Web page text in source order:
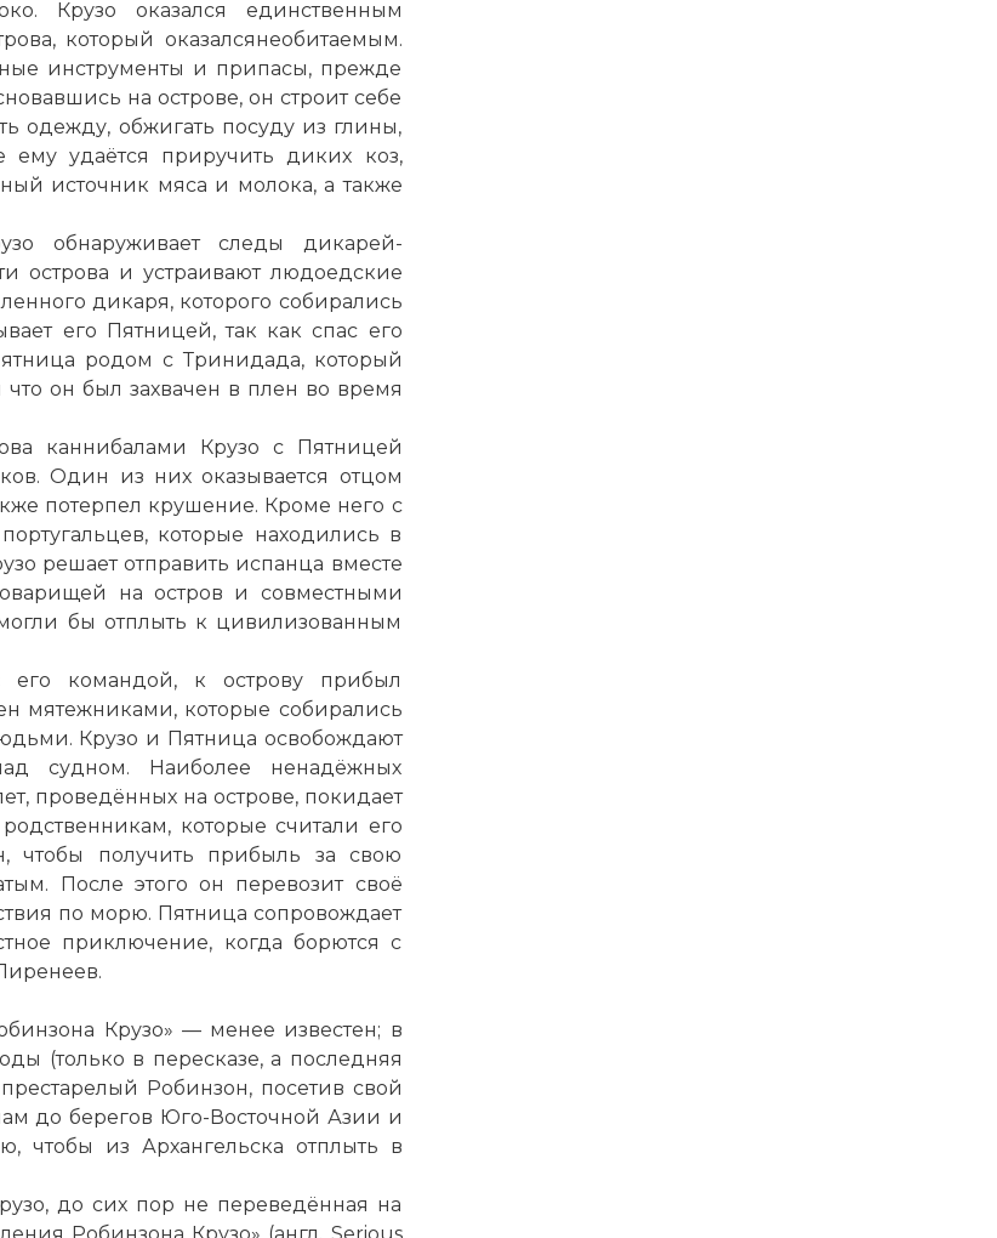
Крузо оказался единственным
который оказалсянеобитаемым.
инструменты и припасы, прежде
на острове, он строит себе
одежду, обжигать посуду из глины,
удаётся приручить диких коз,
источник мяса и молока, а также
обнаруживает следы дикарей-
острова и устраивают людоедские
дикаря, которого собирались
его Пятницей, так как спас его
родом с Тринидада, который
он был захвачен в плен во время
каннибалами Крузо с Пятницей
Один из них оказывается отцом
потерпел крушение. Кроме него с
которые находились в
решает отправить испанца вместе
на остров и совместными
бы отплыть к цивилизованным
командой, к острову прибыл
мятежниками, которые собирались
Крузо и Пятница освобождают
судном. Наиболее ненадёжных
проведённых на острове, покидает
которые считали его
чтобы получить прибыль за свою
После этого он перевозит своё
по морю. Пятница сопровождает
приключение, когда борются с
Крузо» — менее известен; в
(только в пересказе, а последняя
Робинзон, посетив свой
до берегов Юго-Восточной Азии и
чтобы из Архангельска отплыть в
до сих пор не переведённая на